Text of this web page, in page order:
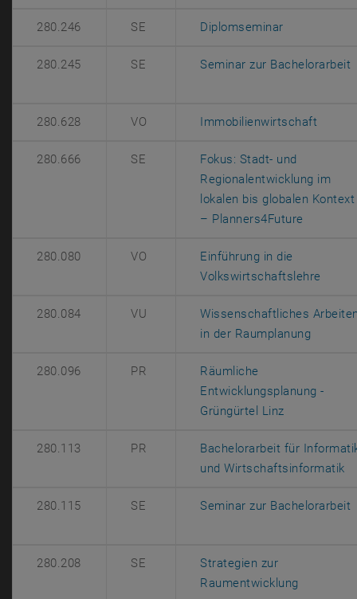
280.246 SE Diplomseminar, öffnet eine
280.245 SE Seminar zur Bachelorarbeit
280.628 VO Immobilienwirtschaft
280.666 SE
Fokus: Stadt- und
Regionalentwicklung im
lokalen bis globalen Kontext
– Planners4Future
280.080 VO
Einführung in die
Volkswirtschaftslehre
280.084 VU
Wissenschaftliches
in der Raumplanung
280.096 PR
Räumliche
Entwicklungsplanung -
Grüngürtel Linz, öffnet eine
280.113 PR
Bachelorarbeit für
und Wirtschaftsinformatik,
280.115 SE Seminar zur Bachelorarbeit
280.208 SE
Strategien zur
Raumentwicklung